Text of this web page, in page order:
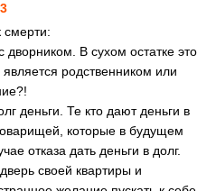
смерти:
В сухом остатке это
родственником или
деньги. Те кто дают деньги в
которые в будущем
отказа дать деньги в долг.
своей квартиры и